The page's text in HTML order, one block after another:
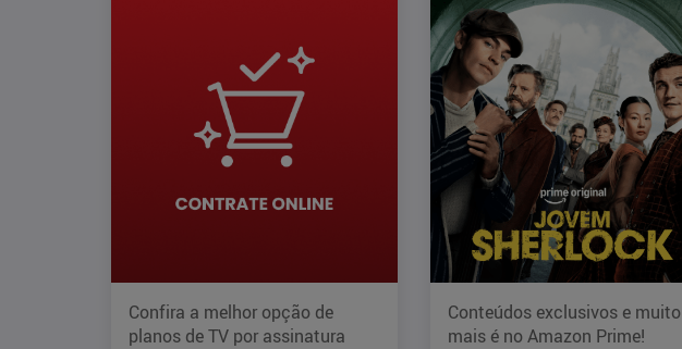
Confira a melhor opção de
planos de TV por assinatura
Conteúdos exclusivos e muito
mais é no Amazon Prime!